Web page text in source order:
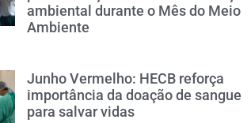
ambiental durante o Mês do Meio
Ambiente
Junho Vermelho: HECB reforça
importância da doação de sangue
para salvar vidas